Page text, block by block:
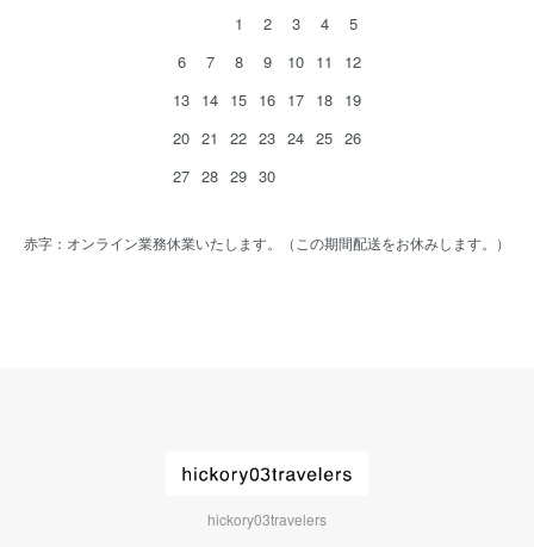
1
2 3 4
5
6
7 8 9 10 11
12
13 14 15 16 17 18 19
20 21 22 23 24 25 26
27 28 29 30
赤字：オンライン業務休業いたします。（この期間配送をお休みします。）
hickory03travelers